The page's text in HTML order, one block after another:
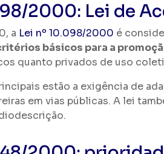
2000: Lei de
a Lei nº 10.098/2000 é
básicos para a
quanto privados de uso
estão a exigência de
em vias públicas. A lei